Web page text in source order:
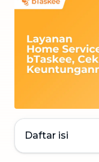
Daftar isi